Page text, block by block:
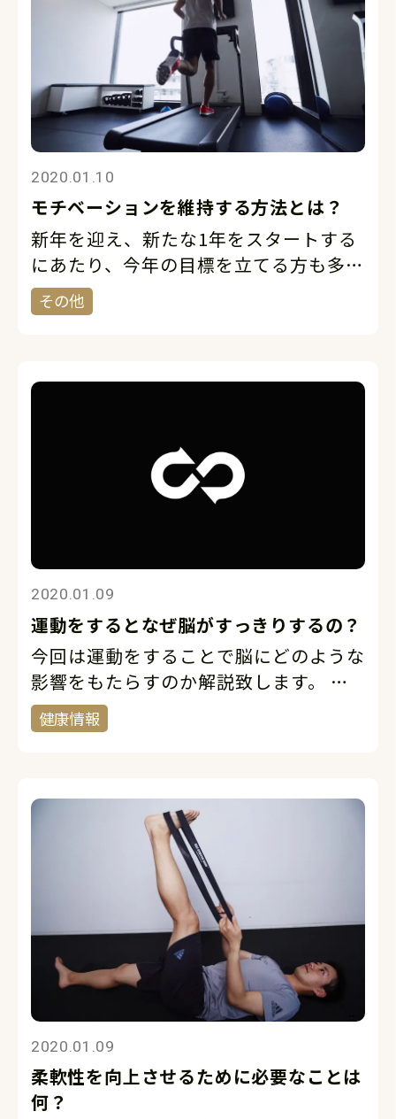
2020.01.10
モチベーションを維持する方法とは？
新年を迎え、新たな1年をスタートする
にあたり、今年の目標を立てる方も多い
と思います。「今年こそフルマラソンに
チャレンジしたい」「今年はテニスを始
で挫 […]
その他
2020.01.09
運動をするとなぜ脳がすっきりするの？
今回は運動をすることで脳にどのような
影響をもたらすのか解説致します。 運
動をすると気分がすっきりすることは皆
様も体感していると思います。では、そ
ら、 […]
健康情報
2020.01.09
柔軟性を向上させるために必要なことは
何？